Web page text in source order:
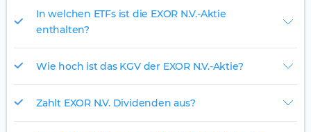
In welchen ETFs ist die EXOR N.V.-Aktie
enthalten?
Wie hoch ist das KGV der EXOR N.V.-Aktie?
Zahlt EXOR N.V. Dividenden aus?